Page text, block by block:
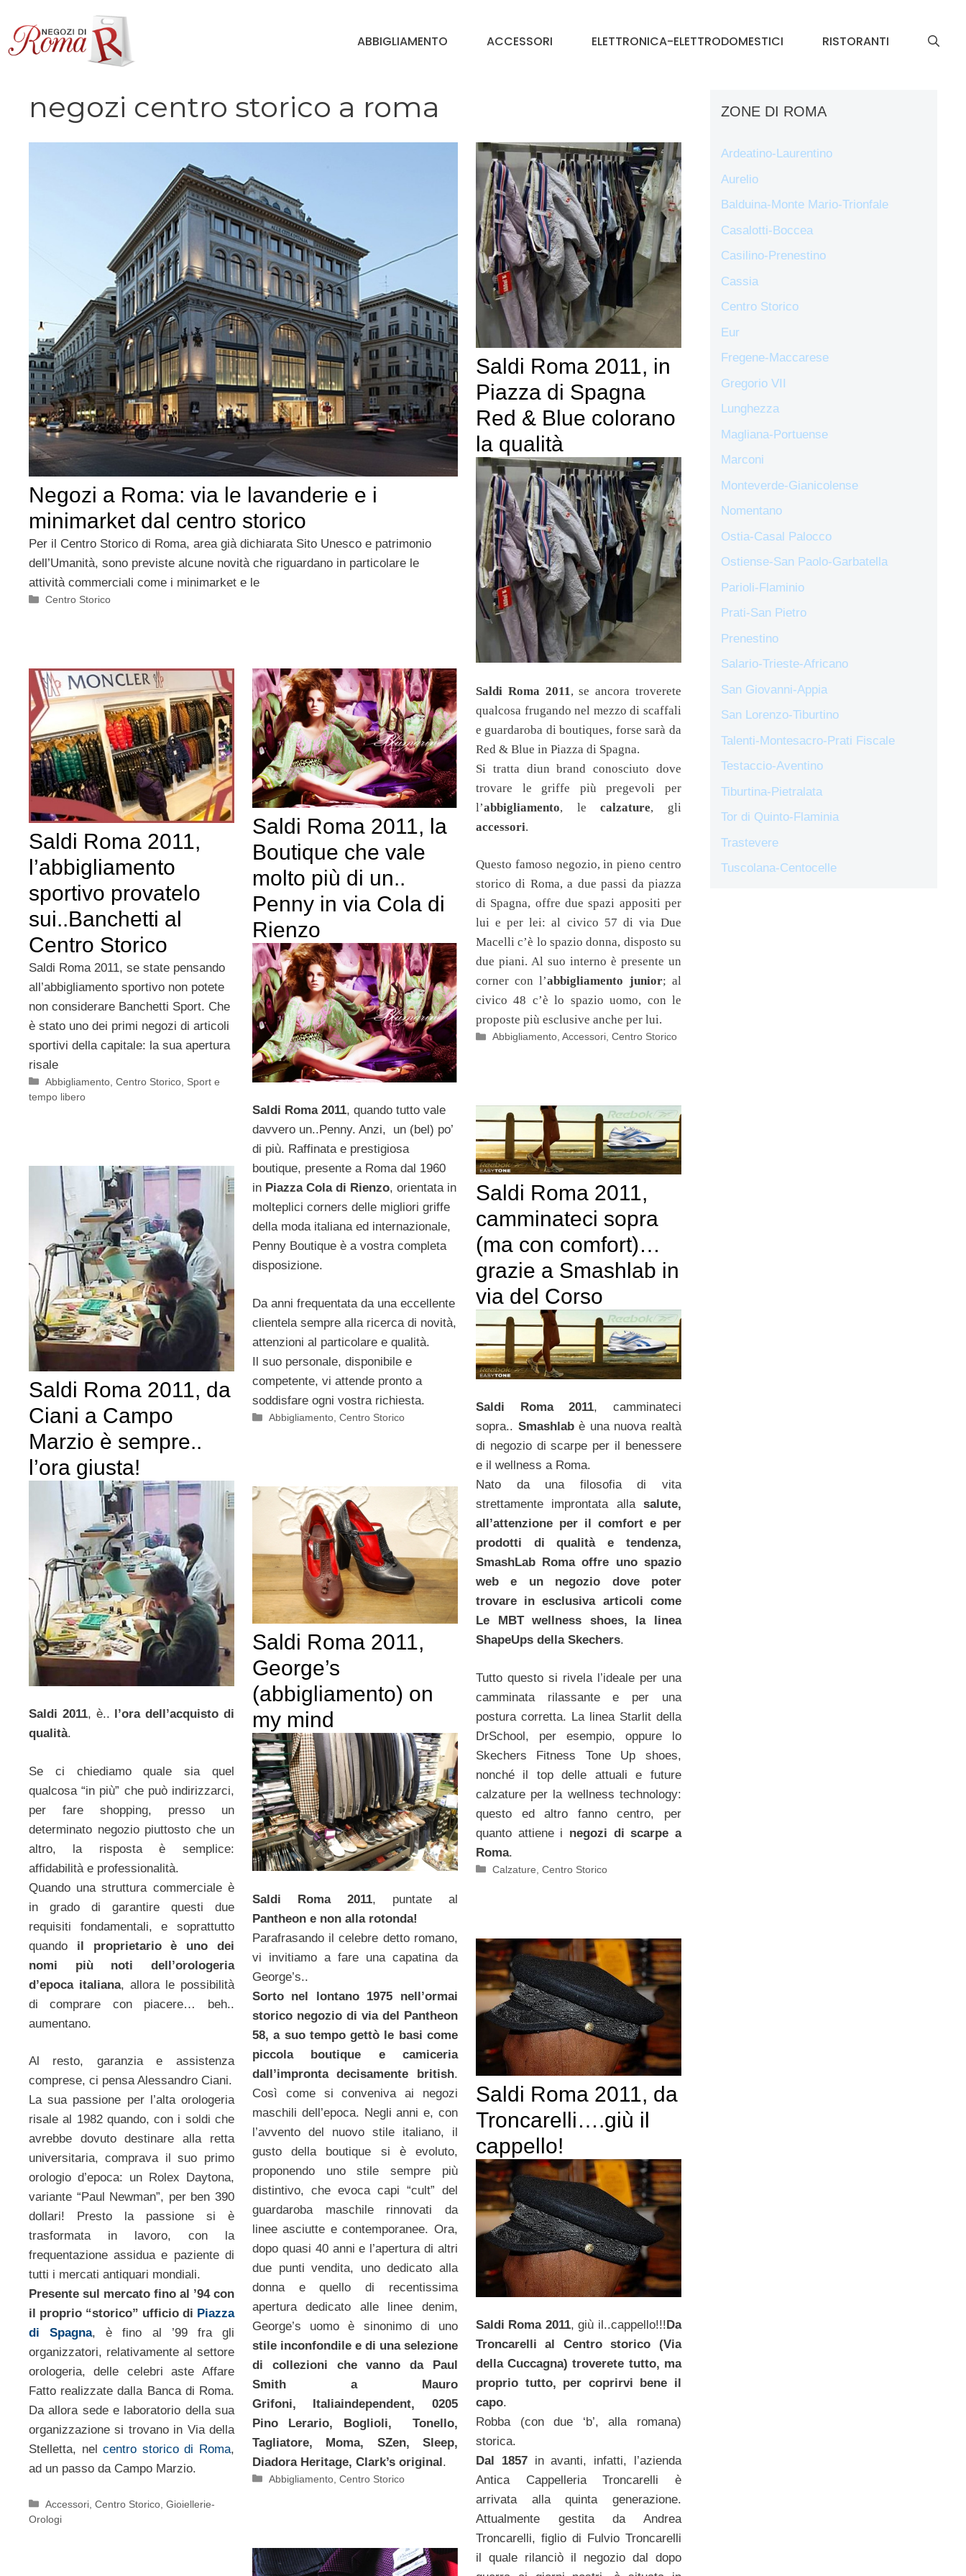
contenuto
ABBIGLIAMENTO ACCESSORI ELETTRONICA-ELETTRODOMESTICI RISTORANTI
negozi centro storico a roma
Negozi a Roma: via le lavanderie e i
minimarket dal centro storico
Per il Centro Storico di Roma, area già dichiarata Sito Unesco e patrimonio
dell’Umanità, sono previste alcune novità che riguardano in particolare le
attività commerciali come i minimarket e le
Categorie
Centro Storico
Saldi Roma 2011, in
Piazza di Spagna
Red & Blue colorano
la qualità
Saldi Roma 2011, se ancora troverete
qualcosa frugando nel mezzo di scaffali
e guardaroba di boutiques, forse sarà da
Red & Blue in Piazza di Spagna.
Si tratta diun brand conosciuto dove
trovare le griffe più pregevoli per
l’abbigliamento, lecalzature, gli
accessori.
Questo famoso negozio, in pieno centro
storico di Roma, a due passi da piazza
di Spagna, offre due spazi appositi per
lui e per lei: al civico 57 di via Due
Macelli c’è lo spazio donna, disposto su
due piani. Al suo interno è presente un
corner con l’abbigliamento junior; al
civico 48 c’è lo spazio uomo, con le
proposte più esclusive anche per lui.
Categorie
Abbigliamento,Accessori,Centro Storico
Saldi Roma 2011,
l’abbigliamento
sportivo provatelo
sui..Banchetti al
Centro Storico
Saldi Roma 2011, se state pensando
all’abbigliamento sportivo non potete
non considerare Banchetti Sport. Che
è stato uno dei primi negozi di articoli
sportivi della capitale: la sua apertura
risale
Categorie
Abbigliamento ,Centro Storico Sport e
tempo libero
Saldi Roma 2011, la
Boutique che vale
molto più di un..
Penny in via Cola di
Rienzo
Saldi Roma 2011, quando tutto vale
davvero un..Penny. Anzi, un (bel) po’
di più. Raffinata e prestigiosa
boutique, presente a Roma dal 1960
in Piazza Cola di Rienzo, orientata in
molteplici corners delle migliori griffe
della moda italiana ed internazionale,
Penny Boutique è a vostra completa
disposizione.
Da anni frequentata da una eccellente
clientela sempre alla ricerca di novità,
attenzioni al particolare e qualità.
Il suo personale, disponibile e
competente, vi attende pronto a
soddisfare ogni vostra richiesta.
Categorie
Abbigliamento ,Centro Storico
Saldi Roma 2011,
camminateci sopra
(ma con comfort)…
grazie a Smashlab in
via del Corso
Saldi Roma 2011, camminateci
sopra.. Smashlabè una nuova realtà
di negozio di scarpe per il benessere
e il wellness a Roma.
Nato da una filosofia di vita
strettamente improntata alla salute,
all’attenzione per il comfort e per
prodotti di qualità e tendenza,
SmashLab Roma offre uno spazio
web e un negozio dove poter
trovare in esclusiva articoli come
Le MBT wellness shoes, la linea
ShapeUps della Skechers.
Tutto questo si rivela l’ideale per una
camminata rilassante e per una
postura corretta. La linea Starlit della
DrSchool, per esempio, oppure lo
Skechers Fitness Tone Up shoes,
nonché il top delle attuali e future
calzature per la wellness technology:
questo ed altro fanno centro, per
quanto attiene i negozi di scarpe a
Roma.
Categorie
Calzature ,Centro Storico
Saldi Roma 2011, da
Ciani a Campo
Marzio è sempre..
l’ora giusta!
Saldi 2011, è.. l’ora dell’acquisto di
qualità.
Se ci chiediamo quale sia quel
qualcosa “in più” che può indirizzarci,
per fare shopping, presso un
determinato negozio piuttosto che un
altro, la risposta è semplice:
affidabilità e professionalità.
Quando una struttura commerciale è
in grado di garantire questi due
requisiti fondamentali, e soprattutto
quando il proprietario è uno dei
nomi più noti dell’orologeria
d’epoca italiana, allora le possibilità
di comprare con piacere… beh..
aumentano.
Al resto, garanzia e assistenza
comprese, ci pensa Alessandro Ciani.
La sua passione per l’alta orologeria
risale al 1982 quando, con i soldi che
avrebbe dovuto destinare alla retta
universitaria, comprava il suo primo
orologio d’epoca: un Rolex Daytona,
variante “Paul Newman”, per ben 390
dollari! Presto la passione si è
trasformata in lavoro, con la
frequentazione assidua e paziente di
tutti i mercati antiquari mondiali.
Presente sul mercato fino al ’94 con
il proprio “storico” ufficio di Piazza
di Spagna, è fino al ’99 fra gli
organizzatori, relativamente al settore
orologeria, delle celebri aste Affare
Fatto realizzate dalla Banca di Roma.
Da allora sede e laboratorio della sua
organizzazione si trovano in Via della
Stelletta, nelcentro storico di Roma,
ad un passo da Campo Marzio.
Categorie
Accessori ,Centro Storico ,Gioiellerie-
Orologi
Saldi Roma 2011,
George’s
(abbigliamento) on
my mind
Saldi Roma 2011, puntate al
Pantheon e non alla rotonda!
Parafrasando il celebre detto romano,
vi invitiamo a fare una capatina da
George’s..
Sorto nel lontano 1975 nell’ormai
storico negozio di via del Pantheon
58, a suo tempo gettò le basi come
piccola boutique e camiceria
dall’impronta decisamente british.
Così come si conveniva ai negozi
maschili dell’epoca. Negli anni e, con
l’avvento del nuovo stile italiano, il
gusto della boutique si è evoluto,
proponendo uno stile sempre più
distintivo, che evoca capi “cult” del
guardaroba maschile rinnovati da
linee asciutte e contemporanee. Ora,
dopo quasi 40 anni e l’apertura di altri
due punti vendita, uno dedicato alla
donna e quello di recentissima
apertura dedicato alle linee denim,
George’s uomo è sinonimo di uno
stile inconfondile e di una selezione
di collezioni che vanno da Paul
Smith a Mauro
Grifoni, Italiaindependent, 0205
Pino Lerario, Boglioli, Tonello,
Tagliatore, Moma, SZen, Sleep,
Diadora Heritage, Clark’s original.
Categorie
Abbigliamento ,Centro Storico
Saldi Roma 2011, da
Troncarelli….giù il
cappello!
Saldi Roma 2011, giù il..cappello!!! Da
Troncarelli al Centro storico (Via
della Cuccagna) troverete tutto, ma
proprio tutto, per coprirvi bene il
capo.
Robba (con due ‘b’, alla romana)
storica.
Dal 1857in avanti, infatti, l’azienda
Antica Cappelleria Troncarelli è
arrivata alla quinta generazione.
Attualmente gestita da Andrea
Troncarelli, figlio di Fulvio Troncarelli
il quale rilanciò il negozio dal dopo
ZONE DI ROMA
Ardeatino-Laurentino
Aurelio
Balduina-Monte Mario-Trionfale
Casalotti-Boccea
Casilino-Prenestino
Cassia
Centro Storico
Eur
Fregene-Maccarese
Gregorio VII
Lunghezza
Magliana-Portuense
Marconi
Monteverde-Gianicolense
Nomentano
Ostia-Casal Palocco
Ostiense-San Paolo-Garbatella
Parioli-Flaminio
Prati-San Pietro
Prenestino
Salario-Trieste-Africano
San Giovanni-Appia
San Lorenzo-Tiburtino
Talenti-Montesacro-Prati Fiscale
Testaccio-Aventino
Tiburtina-Pietralata
Tor di Quinto-Flaminia
Trastevere
Tuscolana-Centocelle